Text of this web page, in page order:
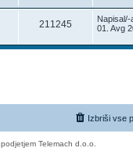
211245 Napisal/-
01. Avg
Izbriši vse
Telemach d.o.o.